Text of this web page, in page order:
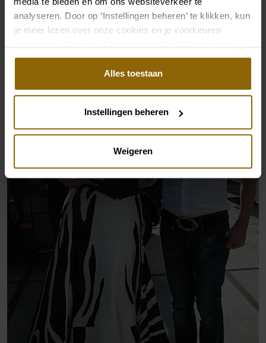
analyseren. Door op ‘Instellingen beheren’ te klikken, kun
je meer lezen over onze cookies en je voorkeuren
akkoord met het gebruik van alle cookies.
Alles toestaan
Instellingen beheren
Weigeren
Mallika Sherawat